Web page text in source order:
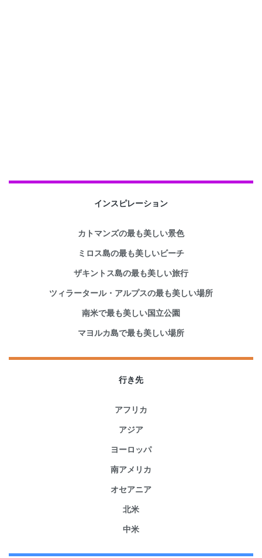
インスピレーション
カトマンズの最も美しい景色
ミロス島の最も美しいビーチ
ザキントス島の最も美しい旅行
ツィラータール・アルプスの最も美しい場所
南米で最も美しい国立公園
マヨルカ島で最も美しい場所
行き先
アフリカ
アジア
ヨーロッパ
南アメリカ
オセアニア
北米
中米